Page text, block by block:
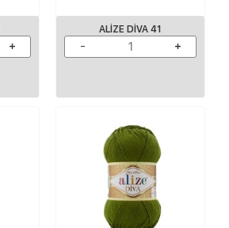
ALIZE DIVA 41